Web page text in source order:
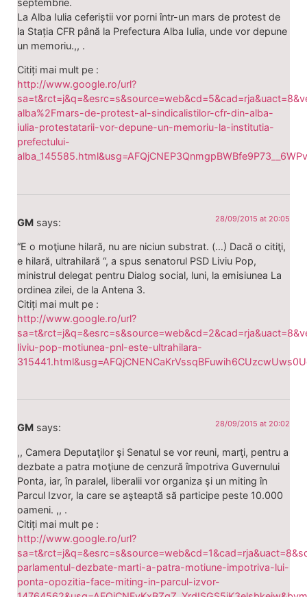
La Alba Iulia ceferiștii vor porni într-un mars de protest de
la Stația CFR până la Prefectura Alba Iulia, unde vor depune
un memoriu.,, .
Citiți mai mult pe :
http://www.google.ro/url?
alba%2Fmars-de-protest-al-sindicalistilor-cfr-din-alba-
iulia-protestatarii-vor-depune-un-memoriu-la-institutia-
prefectului-
GM says: 28/09/2015 at 20:05
“E o moţiune hilară, nu are niciun substrat. (…) Dacă o citiţi,
e hilară, ultrahilară “, a spus senatorul PSD Liviu Pop,
ministrul delegat pentru Dialog social, luni, la emisiunea La
ordinea zilei, de la Antena 3.
Citiți mai mult pe :
http://www.google.ro/url?
liviu-pop-motiunea-pnl-este-ultrahilara-
GM says: 28/09/2015 at 20:02
,, Camera Deputaţilor şi Senatul se vor reuni, marţi, pentru a
dezbate a patra moţiune de cenzură împotriva Guvernului
Ponta, iar, în paralel, liberalii vor organiza şi un miting în
Parcul Izvor, la care se aşteaptă să participe peste 10.000
oameni. ,, .
Citiți mai mult pe :
http://www.google.ro/url?
parlamentul-dezbate-marti-a-patra-motiune-impotriva-lui-
ponta-opozitia-face-miting-in-parcul-izvor-